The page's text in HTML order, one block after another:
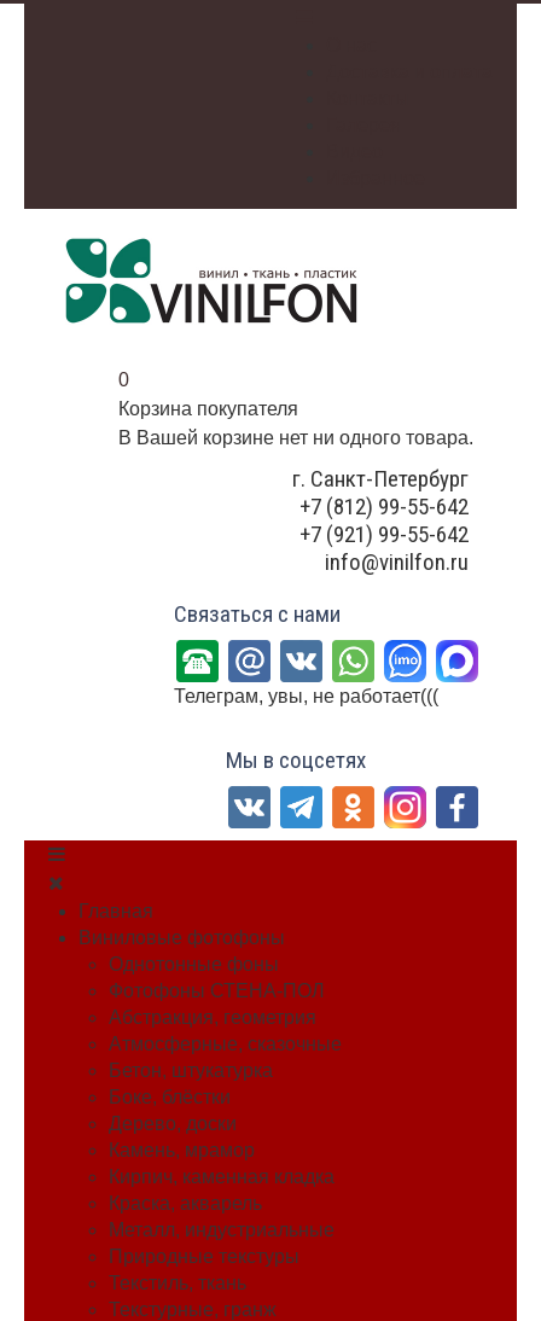
0
Корзина покупателя
В Вашей корзине нет ни одного товара.
г. Санкт-Петербург
+7 (812) 99-55-642
+7 (921) 99-55-642
info@vinilfon.ru
Связаться с нами
Телеграм, увы, не работает(((
Мы в соцсетях
Главная
Виниловые фотофоны
Однотонные фоны
Фотофоны СТЕНА-ПОЛ
Абстракция, геометрия
Атмосферные, сказочные
Бетон, штукатурка
Боке, блёстки
Дерево, доски
Камень, мрамор
Кирпич, каменная кладка
Краска, акварель
Металл, индустриальные
Природные текстуры
Текстиль, ткань
Текстурные, гранж